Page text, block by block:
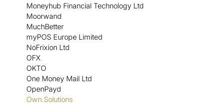
Moneyhub Financial Technology Ltd
Moorwand
MuchBetter
myPOS Europe Limited
NoFrixion Ltd
OFX
OKTO
One Money Mail Ltd
OpenPayd
Own.Solutions